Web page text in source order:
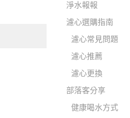
淨水報報
濾心選購指南
濾心常見問題
濾心推薦
濾心更換
部落客分享
健康喝水方式